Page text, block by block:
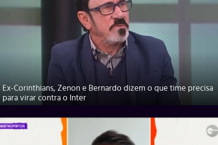
Ex-Corinthians, Zenon e Bernardo dizem o que time precisa
para virar contra o Inter